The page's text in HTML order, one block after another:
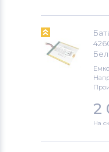
Amazon
2
На